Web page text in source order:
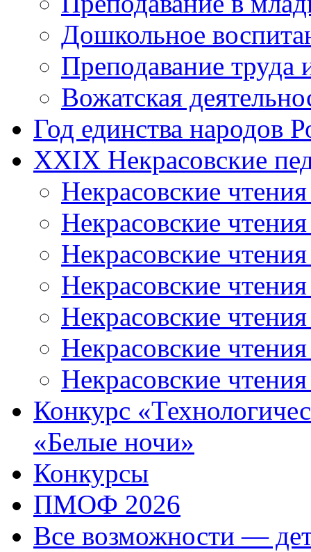
Дошкольное
Преподавание труда
Вожатская
Год единства народов
XXIX Некрасовские
Некрасовские
Некрасовские
Некрасовские
Некрасовские
Некрасовские
Некрасовские
Некрасовские
Конкурс
«Белые ночи»
Конкурсы
ПМОФ 2026
Все возможности —